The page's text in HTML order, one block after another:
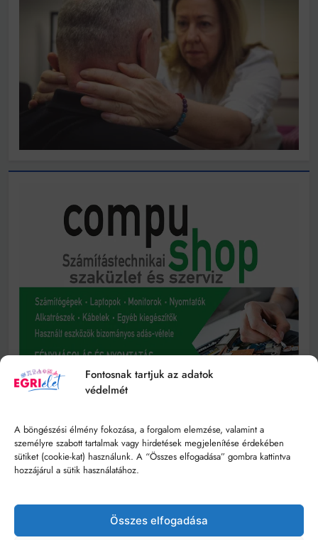
Fontosnak tartjuk az adatok
védelmét
A böngészési élmény fokozása, a forgalom elemzése, valamint a
személyre szabott tartalmak vagy hirdetések megjelenítése érdekében
sütiket (cookie-kat) használunk. A “Összes elfogadása” gombra kattintva
hozzájárul a sütik használatához.
Összes elfogadása